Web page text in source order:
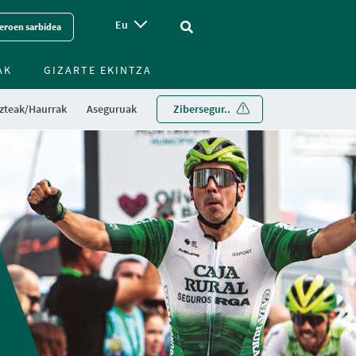
sarbidea Eu Vinculo - Buscar en la web
Haurrak Aseguruak Zibersegur..
GIZARTE EKINTZA